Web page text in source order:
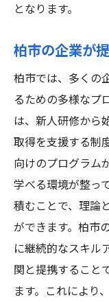
となります。
柏市の企業が
柏市では、多くの
るための多様なプ
は、新人研修から
取得を支援する制
向けのプログラム
学べる環境が整っ
積むことで、理論
ができます。柏市
に継続的なスキル
関と提携すること
ます。これにより